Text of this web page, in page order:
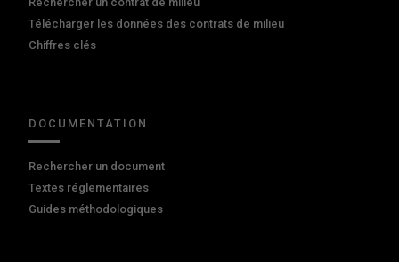
Télécharger les données des contrats de milieu
Chiffres clés
DOCUMENTATION
Rechercher un document
Textes réglementaires
Guides méthodologiques